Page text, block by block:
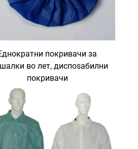
покривачи за
во лет, диспоѕабилни
покривачи